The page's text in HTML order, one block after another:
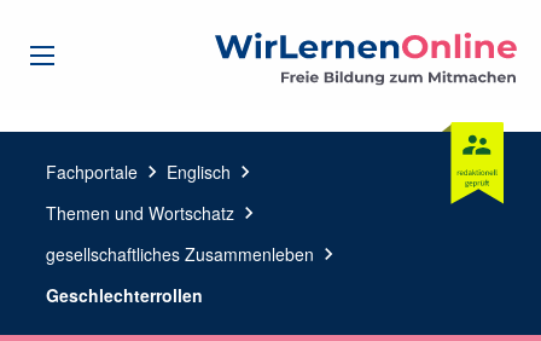
Fachportale chevron_right Englisch chevron_right
Themen und Wortschatz chevron_right
gesellschaftliches Zusammenleben chevron_right
Geschlechterrollen